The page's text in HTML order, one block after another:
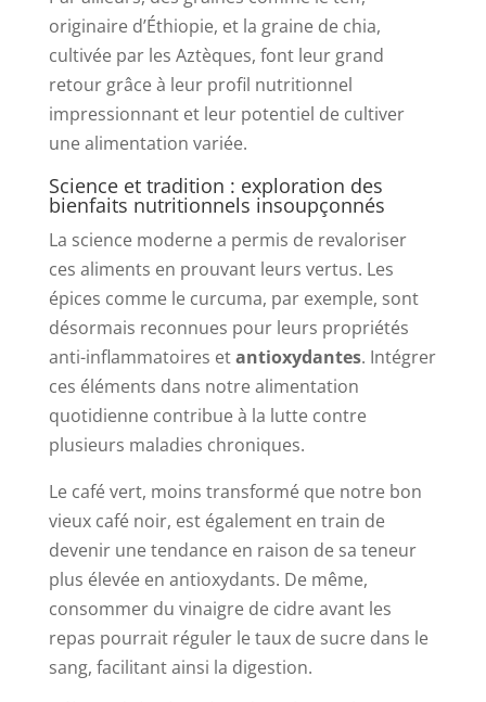
originaire d’Éthiopie, et la graine de chia,
cultivée par les Aztèques, font leur grand
retour grâce à leur profil nutritionnel
impressionnant et leur potentiel de cultiver
une alimentation variée.
Science et tradition : exploration des
bienfaits nutritionnels insoupçonnés
La science moderne a permis de revaloriser
ces aliments en prouvant leurs vertus. Les
épices comme le curcuma, par exemple, sont
désormais reconnues pour leurs propriétés
anti-inflammatoires etantioxydantes. Intégrer
ces éléments dans notre alimentation
quotidienne contribue à la lutte contre
plusieurs maladies chroniques.
Le café vert, moins transformé que notre bon
vieux café noir, est également en train de
devenir une tendance en raison de sa teneur
plus élevée en antioxydants. De même,
consommer du vinaigre de cidre avant les
repas pourrait réguler le taux de sucre dans le
sang, facilitant ainsi la digestion.